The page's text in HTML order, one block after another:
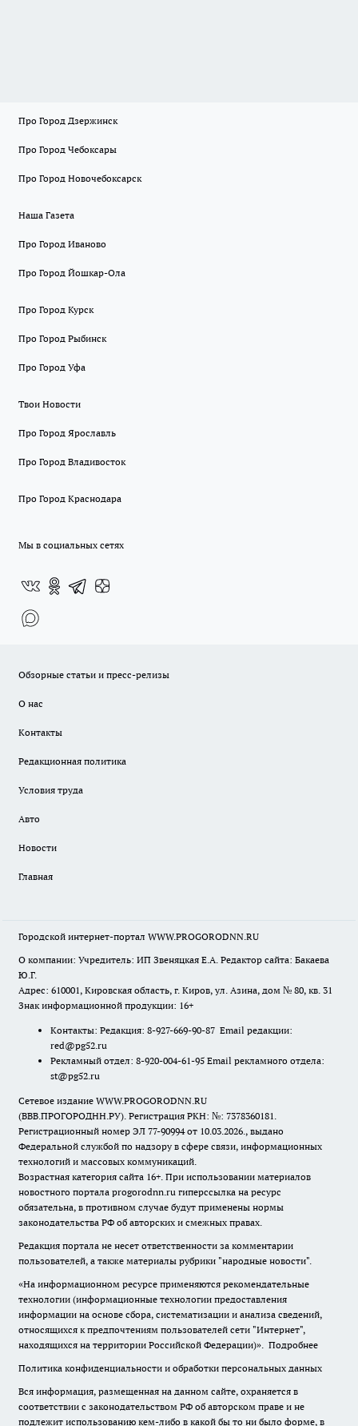
Про Город Дзержинск
Про Город Чебоксары
Про Город Новочебоксарск
Наша Газета
Про Город Иваново
Про Город Йошкар-Ола
Про Город Курск
Про Город Рыбинск
Про Город Уфа
Твои Новости
Про Город Ярославль
Про Город Владивосток
Про Город Краснодара
Мы в социальных сетях
Обзорные статьи и пресс-релизы
О нас
Контакты
Редакционная политика
Условия труда
Авто
Новости
Главная
Городской интернет-портал WWW.PROGORODNN.RU
О компании: Учредитель: ИП Звеняцкая Е.А. Редактор сайта: Бакаева
Ю.Г.
Адрес: 610001, Кировская область, г. Киров, ул. Азина, дом № 80, кв. 31
Знак информационной продукции: 16+
Контакты: Редакция: 8-927-669-90-87 Email редакции:
red@pg52.ru
Рекламный отдел: 8-920-004-61-95 Email рекламного отдела:
st@pg52.ru
Сетевое издание WWW.PROGORODNN.RU
(ВВВ.ПРОГОРОДНН.РУ). Регистрация РКН: №: 7378360181.
Регистрационный номер ЭЛ 77-90994 от 10.03.2026., выдано
Федеральной службой по надзору в сфере связи, информационных
технологий и массовых коммуникаций.
Возрастная категория сайта 16+. При использовании материалов
новостного портала progorodnn.ru гиперссылка на ресурс
обязательна, в противном случае будут применены нормы
законодательства РФ об авторских и смежных правах.
Редакция портала не несет ответственности за комментарии
пользователей, а также материалы рубрики "народные новости".
«На информационном ресурсе применяются рекомендательные
технологии (информационные технологии предоставления
информации на основе сбора, систематизации и анализа сведений,
относящихся к предпочтениям пользователей сети "Интернет",
находящихся на территории Российской Федерации)». Подробнее
Политика конфиденциальности и обработки персональных данных
Вся информация, размещенная на данном сайте, охраняется в
соответствии с законодательством РФ об авторском праве и не
подлежит использованию кем-либо в какой бы то ни было форме, в